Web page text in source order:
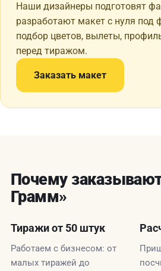
Наши дизайнеры подготовят
разработают макет с нуля под
подбор цветов, вылеты,
перед тиражом.
Заказать макет
Почему
Грамм»
Тиражи от 50 штук
Работаем с бизнесом: от
малых тиражей до